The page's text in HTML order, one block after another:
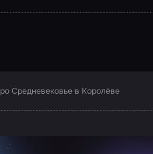
Средневековье в Королёве